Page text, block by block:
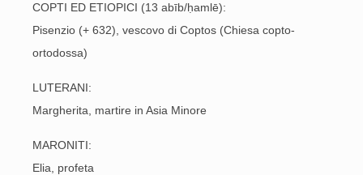
COPTI ED ETIOPICI (13 abīb/ḥamlē):
Pisenzio (+ 632), vescovo di Coptos (Chiesa copto-
ortodossa)
LUTERANI:
Margherita, martire in Asia Minore
MARONITI:
Elia, profeta